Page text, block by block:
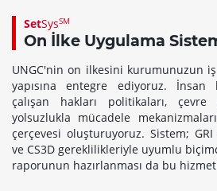
SetSysSM
On İlke Uygulama
UNGC'nin on ilkesini kurumunuzun
yapısına entegre ediyoruz.
çalışan hakları politikaları,
yolsuzlukla mücadele
çerçevesi oluşturuyoruz. Sistem;
ve CS3D gereklilikleriyle uyumlu
raporunun hazırlanması da bu